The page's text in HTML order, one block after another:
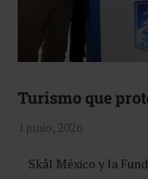
Turismo que
1 junio, 2026
Skål México y la